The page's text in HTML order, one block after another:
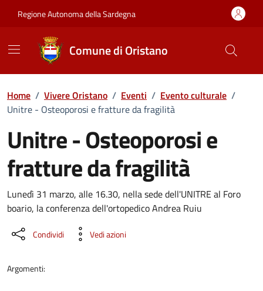
Regione Autonoma della Sardegna
Comune di Oristano
Home / Vivere Oristano / Eventi / Evento culturale /
Unitre - Osteoporosi e fratture da fragilità
Unitre - Osteoporosi e
fratture da fragilità
Dettaglio dell'evento
Lunedì 31 marzo, alle 16.30, nella sede dell'UNITRE al Foro
boario, la conferenza dell'ortopedico Andrea Ruiu
Condividi Vedi azioni
Argomenti: